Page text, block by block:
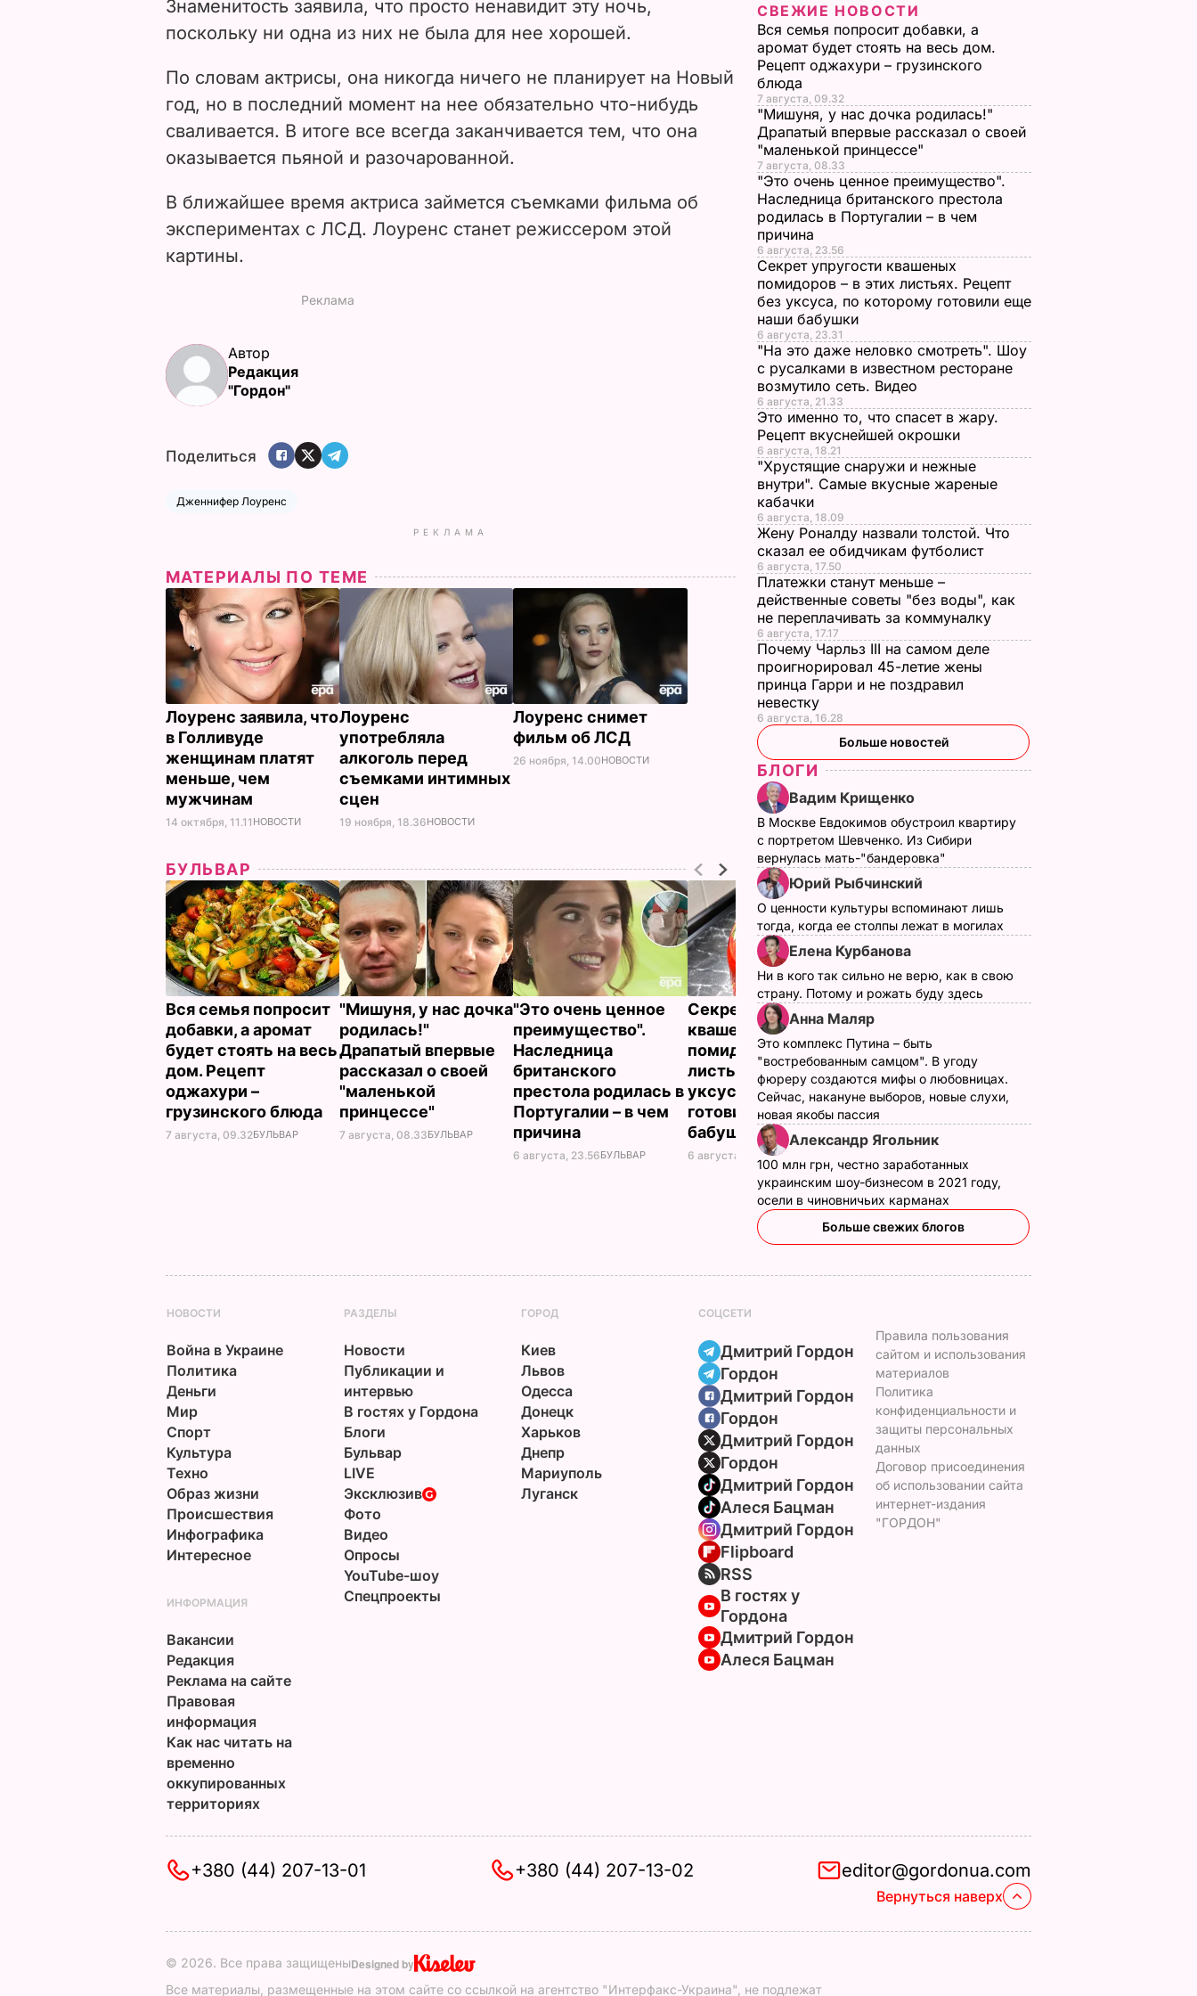
i
d
e
o
Знаменитость заявила, что просто ненавидит эту ночь,
поскольку ни одна из них не была для нее хорошей.
По словам актрисы, она никогда ничего не планирует на Новый
год, но в последний момент на нее обязательно что-нибудь
сваливается. В итоге все всегда заканчивается тем, что она
оказывается пьяной и разочарованной.
В ближайшее время актриса займется съемками фильма об
экспериментах с ЛСД. Лоуренс станет режиссером этой
картины.
Автор
Редакция
"Гордон"
Поделиться
Дженнифер Лоуренс
РЕКЛАМА
МАТЕРИАЛЫ ПО ТЕМЕ
Лоуренс заявила, что
в Голливуде
женщинам платят
меньше, чем
мужчинам
14 октября, 11.11 НОВОСТИ
Лоуренс
употребляла
алкоголь перед
съемками интимных
сцен
19 ноября, 18.36НОВОСТИ
Лоуренс снимет
фильм об ЛСД
26 ноября, 14.00НОВОСТИ
БУЛЬВАР
Вся семья попросит
добавки, а аромат
будет стоять на весь
дом. Рецепт
оджахури –
грузинского блюда
7 августа, 09.32БУЛЬВАР
"Мишуня, у нас дочка
родилась!"
Драпатый впервые
рассказал о своей
"маленькой
принцессе"
7 августа, 08.33БУЛЬВАР
"Это очень ценное
преимущество".
Наследница
британского
престола родилась в
Португалии – в чем
причина
6 августа, 23.56БУЛЬВАР
Секрет упругости
квашеных
помидоров – в этих
листьях. Рецепт без
уксуса, по которому
готовили еще наши
бабушки
6 августа, 23.31БУЛЬВАР
"На это даже
неловко смотреть".
Шоу с русалками в
известном
ресторане
возмутило сеть.
Видео
СВЕЖИЕ НОВОСТИ
Вся семья попросит добавки, а
аромат будет стоять на весь дом.
Рецепт оджахури – грузинского
блюда
7 августа, 09.32
"Мишуня, у нас дочка родилась!"
Драпатый впервые рассказал о своей
"маленькой принцессе"
7 августа, 08.33
"Это очень ценное преимущество".
Наследница британского престола
родилась в Португалии – в чем
причина
6 августа, 23.56
Секрет упругости квашеных
помидоров – в этих листьях. Рецепт
без уксуса, по которому готовили еще
наши бабушки
6 августа, 23.31
"На это даже неловко смотреть". Шоу
с русалками в известном ресторане
возмутило сеть. Видео
6 августа, 21.33
Это именно то, что спасет в жару.
Рецепт вкуснейшей окрошки
6 августа, 18.21
"Хрустящие снаружи и нежные
внутри". Самые вкусные жареные
кабачки
6 августа, 18.09
Жену Роналду назвали толстой. Что
сказал ее обидчикам футболист
6 августа, 17.50
Платежки станут меньше –
действенные советы "без воды", как
не переплачивать за коммуналку
6 августа, 17.17
Почему Чарльз III на самом деле
проигнорировал 45-летие жены
принца Гарри и не поздравил
невестку
6 августа, 16.28
Больше новостей
БЛОГИ
Вадим Крищенко
В Москве Евдокимов обустроил квартиру
с портретом Шевченко. Из Сибири
вернулась мать-"бандеровка"
Юрий Рыбчинский
О ценности культуры вспоминают лишь
тогда, когда ее столпы лежат в могилах
Елена Курбанова
Ни в кого так сильно не верю, как в свою
страну. Потому и рожать буду здесь
Анна Маляр
Это комплекс Путина – быть
"востребованным самцом". В угоду
фюреру создаются мифы о любовницах.
Сейчас, накануне выборов, новые слухи,
новая якобы пассия
Александр Ягольник
100 млн грн, честно заработанных
украинским шоу-бизнесом в 2021 году,
осели в чиновничьих карманах
Больше свежих блогов
НОВОСТИ
Война в Украине
Политика
Деньги
Мир
Спорт
Культура
Техно
Образ жизни
Происшествия
Инфографика
Интересное
РАЗДЕЛЫ
Новости
Публикации и
интервью
В гостях у Гордона
Блоги
Бульвар
LIVE
Эксклюзив
Фото
Видео
Опросы
YouTube-шоу
Спецпроекты
ГОРОД
Киев
Львов
Одесса
Донецк
Харьков
Днепр
Мариуполь
Луганск
СОЦСЕТИ
Дмитрий Гордон
Гордон
Дмитрий Гордон
Гордон
Дмитрий Гордон
Гордон
Дмитрий Гордон
Алеся Бацман
Дмитрий Гордон
Flipboard
RSS
В гостях у
Гордона
Дмитрий Гордон
Алеся Бацман
ИНФОРМАЦИЯ
Вакансии
Редакция
Реклама на сайте
Правовая
информация
Как нас читать на
временно
оккупированных
территориях
Правила пользования
сайтом и использования
материалов
Политика
конфиденциальности и
защиты персональных
данных
Договор присоединения
об использовании сайта
интернет-издания
"ГОРДОН"
+380 (44) 207-13-01 +380 (44) 207-13-02 editor@gordonua.com
Вернуться наверх
© 2026. Все права защищеныDesigned by
Все материалы, размещенные на этом сайте со ссылкой на агентство "Интерфакс-Украина", не подлежат